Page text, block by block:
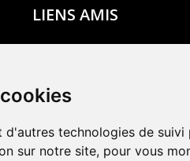
d'autres technologies de suivi
sur notre site, pour vous
LIENS AMIS